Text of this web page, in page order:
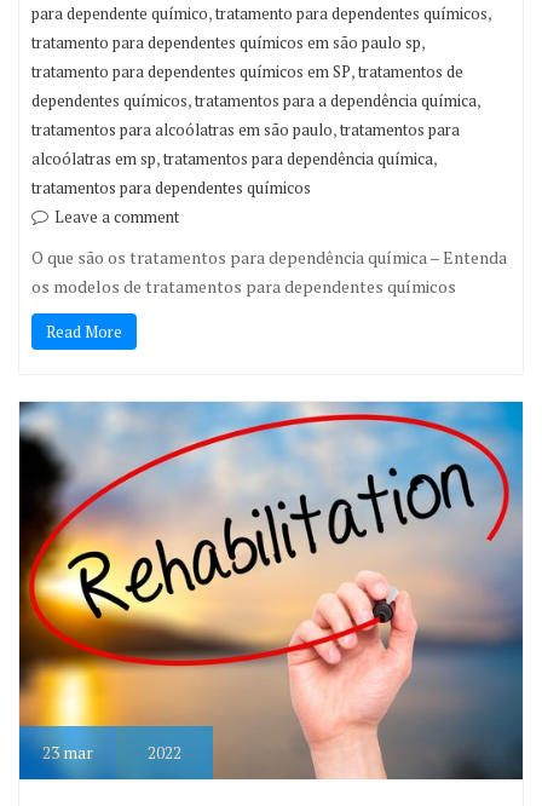
para dependente químico,tratamento para dependentes químicos,
tratamento para dependentes químicos em são paulo sp,
tratamento para dependentes químicos em SP,tratamentos de
dependentes químicos,tratamentos para a dependência química,
tratamentos para alcoólatras em são paulo,tratamentos para
alcoólatras em sp,tratamentos para dependência química,
tratamentos para dependentes químicos
Leave a comment
O que são os tratamentos para dependência química – Entenda
os modelos de tratamentos para dependentes químicos
Read More
23 mar 2022